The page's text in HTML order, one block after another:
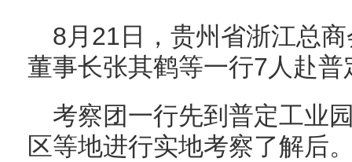
8月21日，贵州省浙江总
董事长张其鹤等一行7人赴
考察团一行先到普定工业
区等地进行实地考察了解后